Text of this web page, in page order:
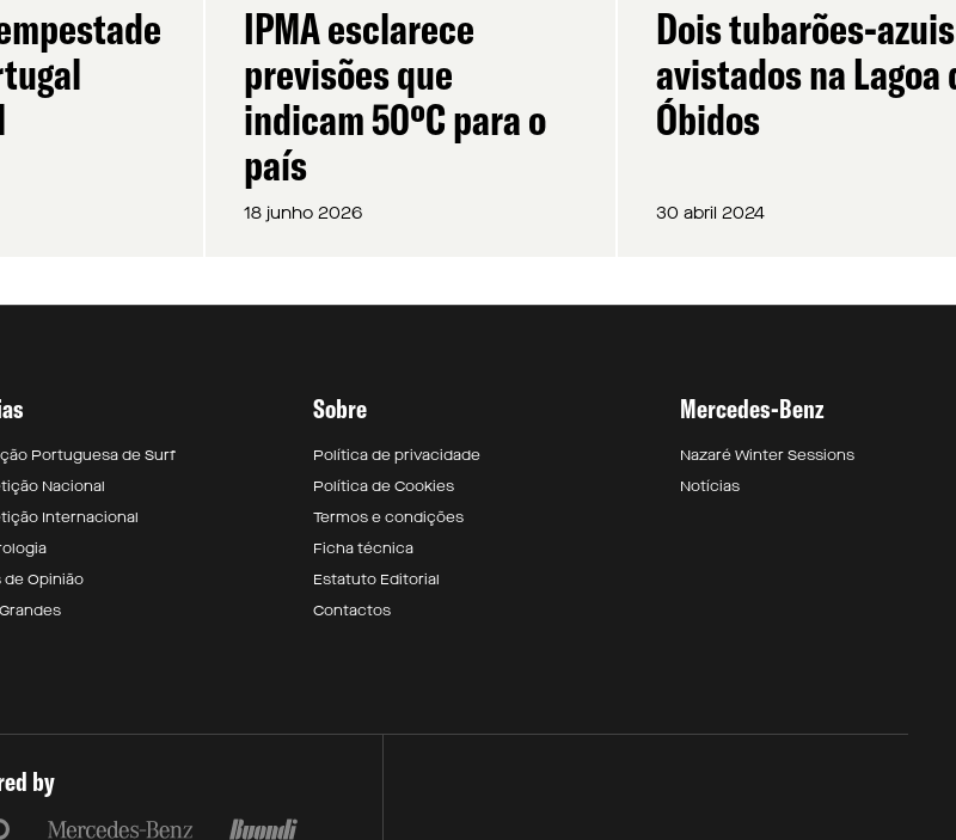
IPMA esclarece
previsões que
indicam 50ºC para o
país
18 junho 2026
Dois tubarões-azuis
avistados na Lagoa
Óbidos
30 abril 2024
Portuguesa de Surf
Nacional
Internacional
Opinião
Sobre
Política de privacidade
Política de Cookies
Termos e condições
Ficha técnica
Estatuto Editorial
Contactos
Mercedes-Benz
Nazaré Winter Sessions
Notícias
by